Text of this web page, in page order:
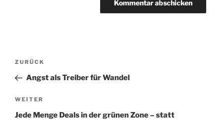
Beitragsnavigation
Vorheriger
Beitrag
ZURÜCK
Angst als Treiber für Wandel
Nächster
Beitrag
WEITER
Jede Menge Deals in der grünen Zone – statt